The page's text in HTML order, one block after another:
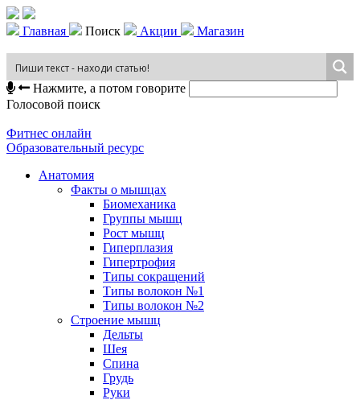
Главная Поиск Акции Магазин
Нажмите, а потом говорите
Голосовой поиск
Фитнес онлайн
Образовательный ресурс
Анатомия
Факты о мышцах
Биомеханика
Группы мышц
Рост мышц
Гиперплазия
Гипертрофия
Типы сокращений
Типы волокон №1
Типы волокон №2
Строение мышц
Дельты
Шея
Спина
Грудь
Руки